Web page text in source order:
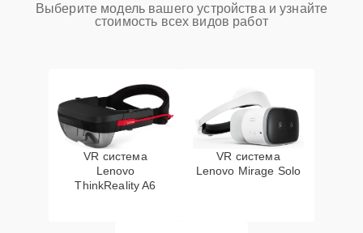
Выберите модель вашего устройства и узнайте
стоимость всех видов работ
VR система
Lenovo
ThinkReality A6
VR система
Lenovo Mirage Solo